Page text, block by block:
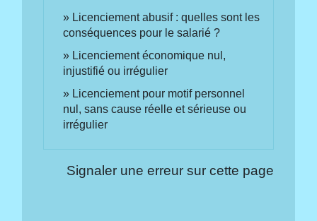
Licenciement abusif : quelles sont les
conséquences pour le salarié ?
Licenciement économique nul,
injustifié ou irrégulier
Licenciement pour motif personnel
nul, sans cause réelle et sérieuse ou
irrégulier
Signaler une erreur sur cette page